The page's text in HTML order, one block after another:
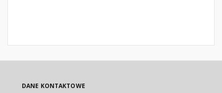
DANE KONTAKTOWE